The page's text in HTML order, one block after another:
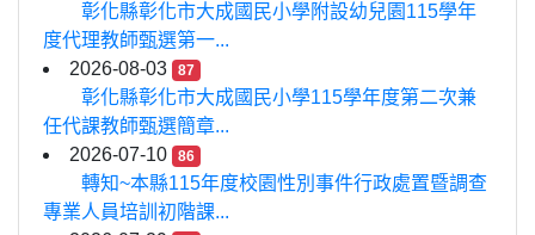
彰化縣彰化市大成國民小學附設幼兒園115學年
度代理教師甄選第一...
2026-08-03
87
彰化縣彰化市大成國民小學115學年度第二次兼
任代課教師甄選簡章...
2026-07-10
86
轉知~本縣115年度校園性別事件行政處置暨調查
專業人員培訓初階課...